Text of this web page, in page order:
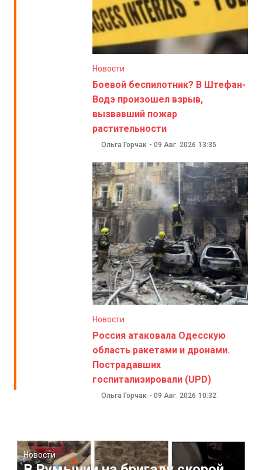
Новости
Боевой беспилотник? В Штефан-
Водэ произошел взрыв,
вызвавший пожар
растительности
Ольга Горчак - 09 Авг. 2026 13:35
Новости
Россия атаковала Одесскую
область ракетами и дронами.
Пострадавших
госпитализировали (UPD)
Ольга Горчак - 09 Авг. 2026 10:32
Новости